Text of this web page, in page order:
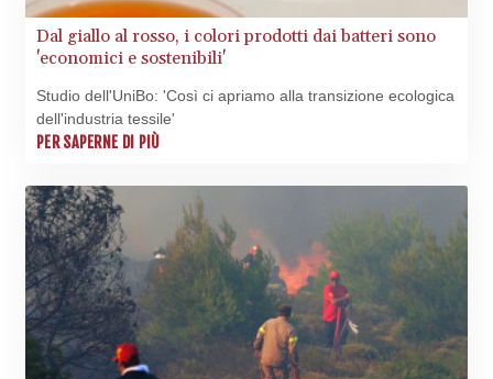
22635.15384
BZD 2.319233
CDF
CNY 7.795147
CNH 7.793913
COP
3675.544784
CRC 522.915026
CUC 1.154855
Dal giallo al rosso, i colori prodotti dai batteri sono
'economici e sostenibili'
Studio dell'UniBo: 'Così ci apriamo alla transizione ecologica
dell'industria tessile'
PER SAPERNE DI PIÙ